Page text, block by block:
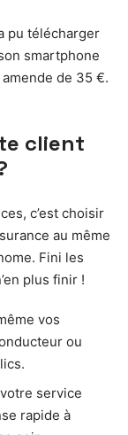
pu télécharger
smartphone
de 35 €.
client
c’est choisir
au même
Fini les
plus finir !
vos
ou
service
rapide à